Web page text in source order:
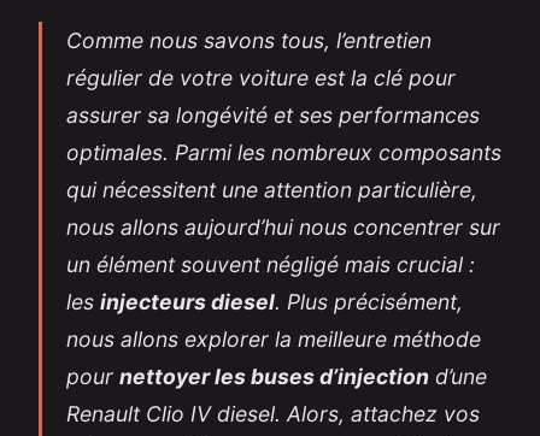
Comme nous savons tous, l’entretien
régulier de votre voiture est la clé pour
assurer sa longévité et ses performances
optimales. Parmi les nombreux composants
qui nécessitent une attention particulière,
nous allons aujourd’hui nous concentrer sur
un élément souvent négligé mais crucial :
les injecteurs diesel. Plus précisément,
nous allons explorer la meilleure méthode
pour nettoyer les buses d’injection d’une
Renault Clio IV diesel. Alors, attachez vos